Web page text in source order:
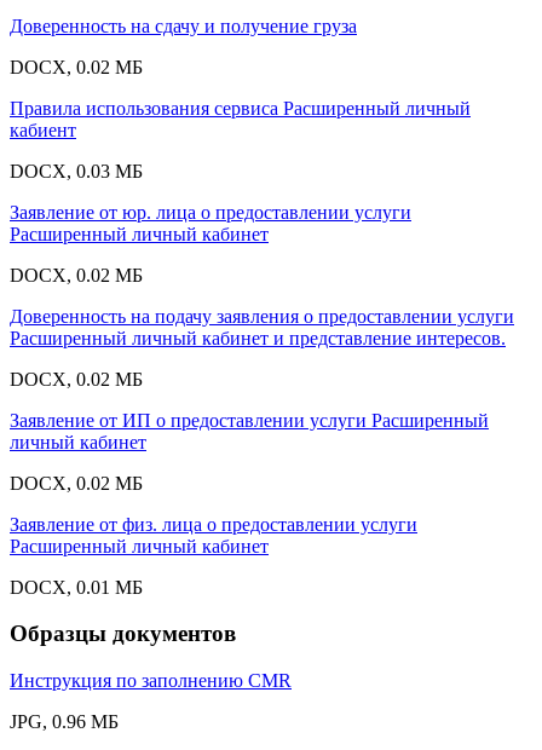
Доверенность на сдачу и получение груза
DOCX, 0.02 МБ
Правила использования сервиса Расширенный личный
кабиент
DOCX, 0.03 МБ
Заявление от юр. лица о предоставлении услуги
Расширенный личный кабинет
DOCX, 0.02 МБ
Доверенность на подачу заявления о предоставлении услуги
Расширенный личный кабинет и представление интересов.
DOCX, 0.02 МБ
Заявление от ИП о предоставлении услуги Расширенный
личный кабинет
DOCX, 0.02 МБ
Заявление от физ. лица о предоставлении услуги
Расширенный личный кабинет
DOCX, 0.01 МБ
Образцы документов
Инструкция по заполнению CMR
JPG, 0.96 МБ